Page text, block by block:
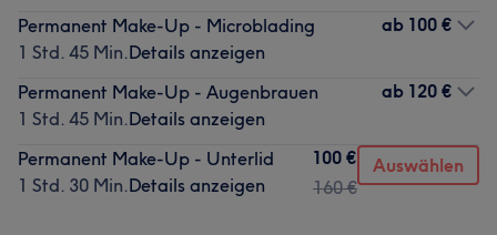
Permanent Make-Up - Microblading
1 Std. 45 Min.Details anzeigen
ab 100 €
Permanent Make-Up - Augenbrauen
1 Std. 45 Min.Details anzeigen
ab 120 €
Permanent Make-Up - Unterlid
1 Std. 30 Min.Details anzeigen
100 €
160 €
Auswählen